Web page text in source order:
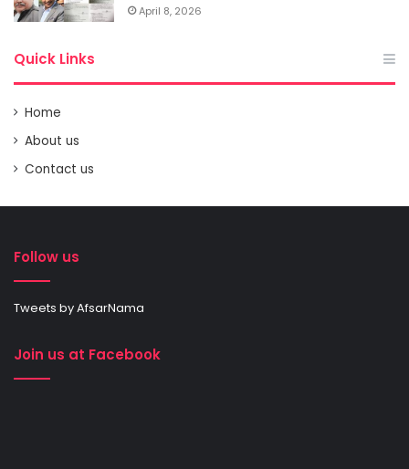
April 8, 2026
Quick Links
Home
About us
Contact us
Follow us
Tweets by AfsarNama
Join us at Facebook